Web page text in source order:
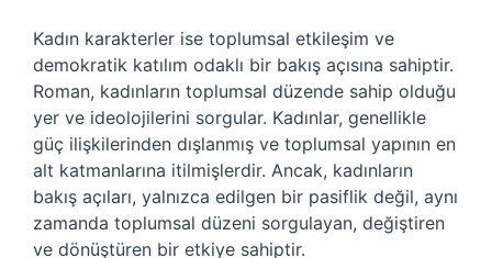
Kadın karakterler ise toplumsal etkileşim ve
demokratik katılım odaklı bir bakış açısına sahiptir.
Roman, kadınların toplumsal düzende sahip olduğu
yer ve ideolojilerini sorgular. Kadınlar, genellikle
güç ilişkilerinden dışlanmış ve toplumsal yapının en
alt katmanlarına itilmişlerdir. Ancak, kadınların
bakış açıları, yalnızca edilgen bir pasiflik değil, aynı
zamanda toplumsal düzeni sorgulayan, değiştiren
ve dönüştüren bir etkiye sahiptir.